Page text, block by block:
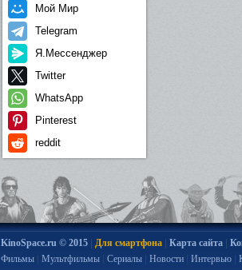
Мой Мир
Telegram
Я.Мессенджер
Twitter
WhatsApp
Pinterest
reddit
KinoSpace.ru © 2015| Для смартфона| Карта сайта|
Фильмы| Мультфильмы| Сериалы| Новости| Интервью|